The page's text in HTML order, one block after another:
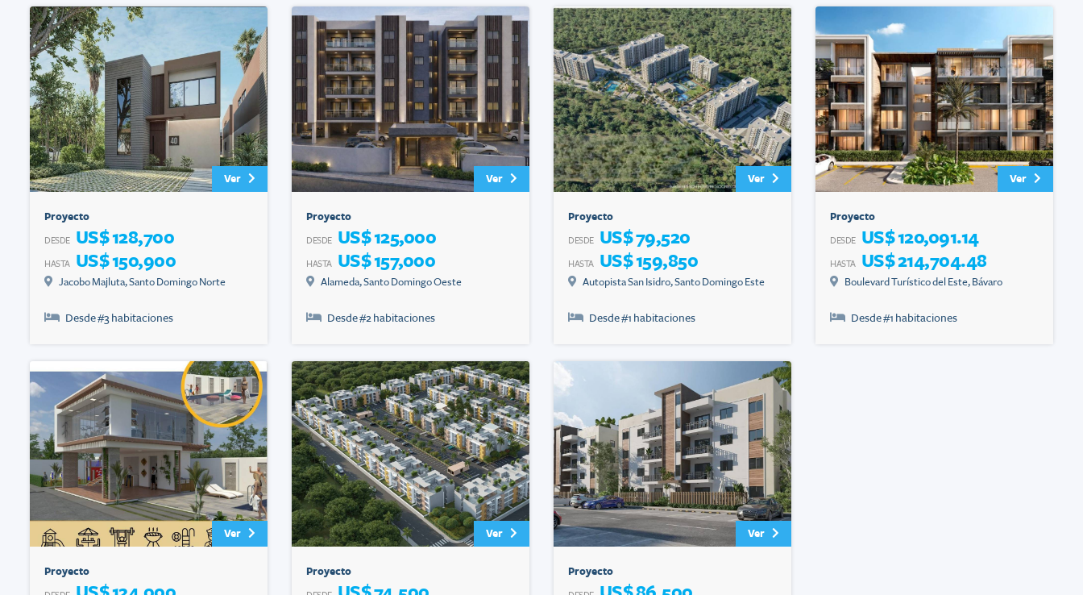
Ver
Proyecto
DESDE US$ 128,700
HASTA US$ 150,900
Jacobo Majluta,Santo Domingo Norte
Desde #3 habitaciones
Ver
Proyecto
DESDE US$ 125,000
HASTA US$ 157,000
Alameda,Santo Domingo Oeste
Desde #2 habitaciones
Ver
Proyecto
DESDE US$ 79,520
HASTA US$ 159,850
Autopista San Isidro,Santo Domingo Este
Desde #1 habitaciones
Ver
Proyecto
DESDE US$ 120,091.14
HASTA US$ 214,704.48
Boulevard Turístico del Este, Bávaro
Desde #1 habitaciones
Ver
Proyecto
Ver
Proyecto
Ver
Proyecto